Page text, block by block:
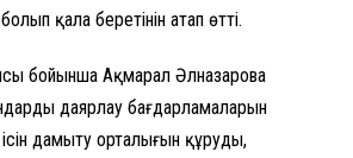
қала беретінін атап өтті.
бойынша Ақмарал Әлназарова
даярлау бағдарламаларын
ісін дамыту орталығын құруды,